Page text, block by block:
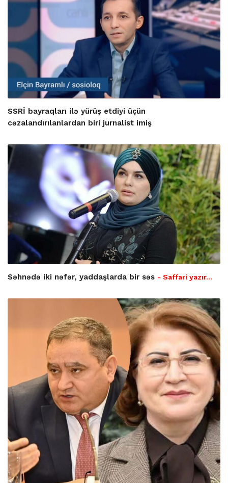
SSRİ bayraqları ilə yürüş etdiyi üçün
cəzalandırılanlardan biri jurnalist imiş
Səhnədə iki nəfər, yaddaşlarda bir səs - Saffari yazır…